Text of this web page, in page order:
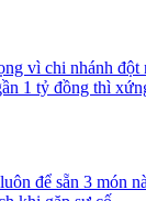
vì chi nhánh đột
1 tỷ đồng thì
để sẵn 3 món